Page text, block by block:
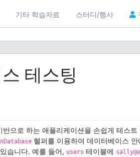
기타 학습자료 스터디/행사
테스팅
반으로 하는 애플리케이션을 손쉽게 테스
헬퍼를 이용하여 데이터베이스
습니다. 예를 들어, users 테이블에